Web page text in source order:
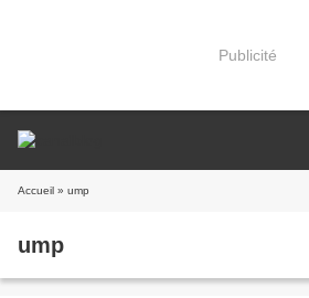
Publicité
Accueil » ump
ump